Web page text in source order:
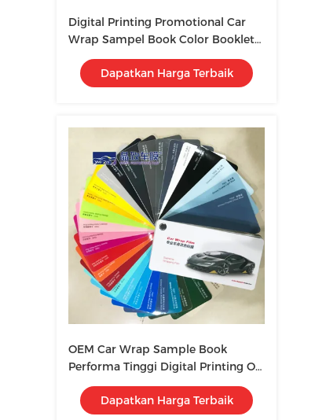
Digital Printing Promotional Car
Wrap Sampel Book Color Booklet
Swatchbook
Dapatkan Harga Terbaik
OEM Car Wrap Sample Book
Performa Tinggi Digital Printing On
Paper
Dapatkan Harga Terbaik